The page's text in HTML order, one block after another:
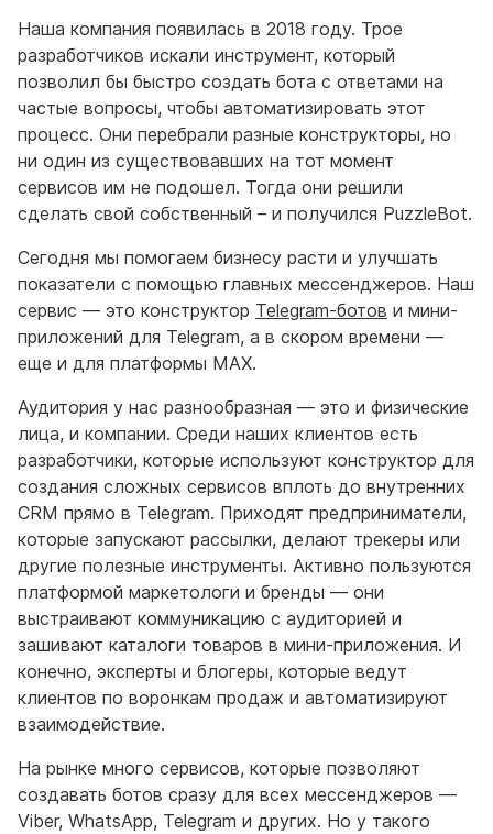
Наша компания появилась в 2018 году. Трое
разработчиков искали инструмент, который
позволил бы быстро создать бота с ответами на
частые вопросы, чтобы автоматизировать этот
процесс. Они перебрали разные конструкторы, но
ни один из существовавших на тот момент
сервисов им не подошел. Тогда они решили
сделать свой собственный – и получился PuzzleBot.
Сегодня мы помогаем бизнесу расти и улучшать
показатели с помощью главных мессенджеров. Наш
сервис — это конструктор Telegram-ботов и мини-
приложений для Telegram, а в скором времени —
еще и для платформы MAX.
Аудитория у нас разнообразная — это и физические
лица, и компании. Среди наших клиентов есть
разработчики, которые используют конструктор для
создания сложных сервисов вплоть до внутренних
CRM прямо в Telegram. Приходят предприниматели,
которые запускают рассылки, делают трекеры или
другие полезные инструменты. Активно пользуются
платформой маркетологи и бренды — они
выстраивают коммуникацию с аудиторией и
зашивают каталоги товаров в мини-приложения. И
конечно, эксперты и блогеры, которые ведут
клиентов по воронкам продаж и автоматизируют
взаимодействие.
На рынке много сервисов, которые позволяют
создавать ботов сразу для всех мессенджеров —
Viber, WhatsApp, Telegram и других. Но у такого